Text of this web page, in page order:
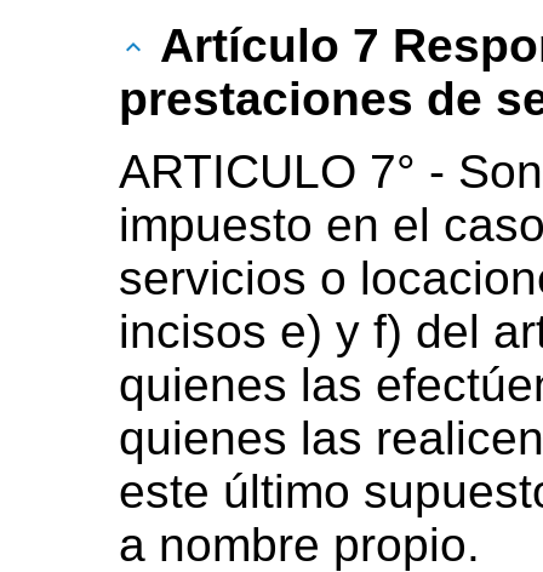
Artículo 7
prestaciones de
ARTICULO 7° -
impuesto en el
servicios o
incisos e) y f) del
quienes las
quienes las
este último
a nombre propio.